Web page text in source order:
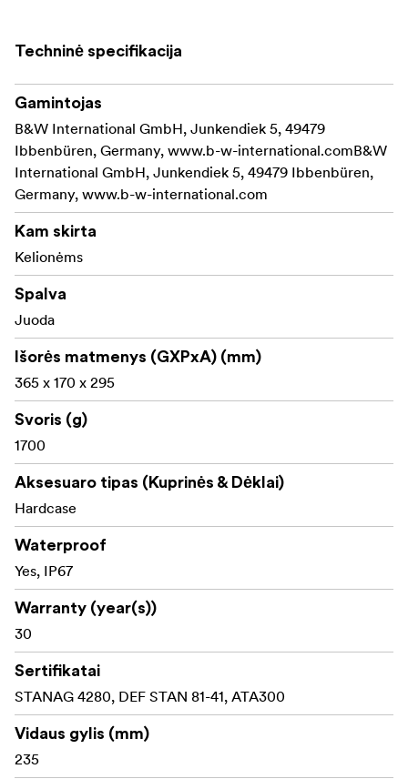
Temperature resistant from -30° up to +80° C
Rubberized handle
Stackable
Two eyelets for padlocks
Optional accessories: carry strap, lid pocket, mesh
bag and panel frame
Techninė specifikacija
Gamintojas
B&W International GmbH, Junkendiek 5, 49479
Ibbenbüren, Germany, www.b-w-international.comB&W
International GmbH, Junkendiek 5, 49479 Ibbenbüren,
Germany, www.b-w-international.com
Kam skirta
Kelionėms
Spalva
Juoda
Išorės matmenys (GXPxA) (mm)
365 x 170 x 295
Svoris (g)
1700
Aksesuaro tipas (Kuprinės & Dėklai)
Hardcase
Waterproof
Yes, IP67
Warranty (year(s))
30
Sertifikatai
STANAG 4280, DEF STAN 81-41, ATA300
Vidaus gylis (mm)
235